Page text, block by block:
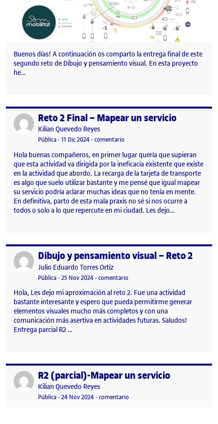
Buenos días! A continuación os comparto la entrega final de este
segundo reto de Dibujo y pensamiento visual. En esta proyecto
he…
Publicado porReto 2 Final – Mapear un servicio
Publicado por
Kilian Quevedo Reyes
Visibilidad:
Pública-Fecha de publicación
11 Dic 2024-comentario
Hola buenas compañeros, en primer lugar quería que supieran
que esta actividad va dirigida por la ineficacia existente que existe
en la actividad que abordo. La recarga de la tarjeta de transporte
es algo que suelo utilizar bastante y me pensé que igual mapear
su servicio podría aclarar muchas ideas que no tenía en mente.
En definitiva, parto de esta mala praxis no sé si nos ocurre a
todos o solo a lo que repercute en mi ciudad. Les dejo…
Publicado porDibujo y pensamiento visual – Reto 2
Publicado por
Julio Eduardo Torres Ortiz
Visibilidad:
Pública-Fecha de publicación
25 Nov 2024-comentario
Hola, Les dejo mi aproximación al reto 2. Fue una actividad
bastante interesante y espero que pueda permitirme generar
elementos visuales mucho más completos y con una
comunicación más asertiva en actividades futuras. Saludos!
Entrega parcial R2 …
Publicado porR2 (parcial)-Mapear un servicio
Publicado por
Kilian Quevedo Reyes
Visibilidad:
Pública-Fecha de publicación
24 Nov 2024-comentario